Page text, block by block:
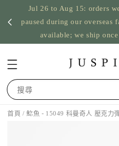
Jul 26 to Aug 15: orders
paused during our overseas
available; we ship
搜尋
首頁 / 鯰魚 - 15049 科曼奇人 壓克力